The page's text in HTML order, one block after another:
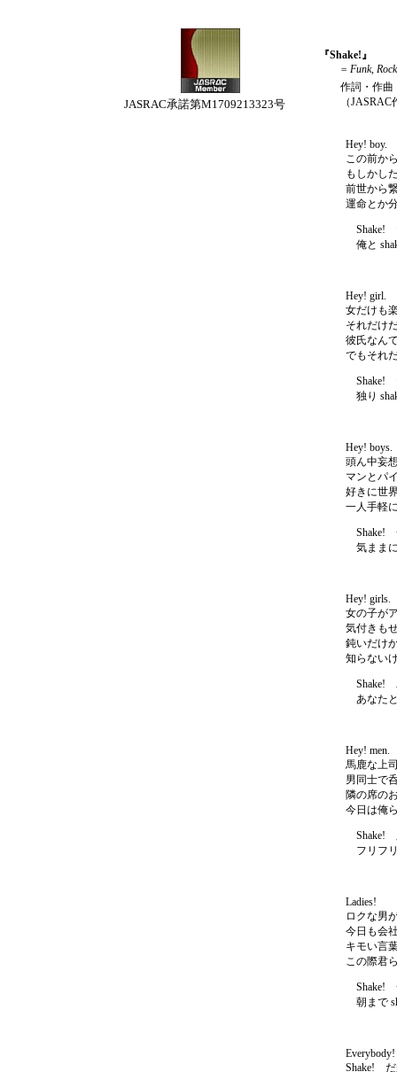
JASRAC承諾第M1709213323号
『Shake!』
= Funk,
作詞・作曲
（JASRAC作
Hey! boy.
この前か
もしかし
前世から
運命とか
Shake!
俺と
Hey! girl.
女だけも
それだけ
彼氏なん
でもそれ
Shake!
独り
Hey! boys.
頭ん中妄
マンとパ
好きに世
一人手軽
Shake!
気ままに
Hey! girls.
女の子が
気付きも
鈍いだけ
知らない
Shake!
あなたと
Hey! men.
馬鹿な上
男同士で
隣の席の
今日は俺
Shake!
フリフリ
Ladies!
ロクな男
今日も会
キモい言
この際君
Shake!
朝まで
Everybody!
Shake! だ